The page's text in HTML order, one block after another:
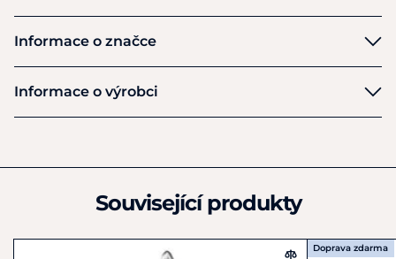
Informace o značce
Euroriding
Informace o výrobci
Buchenkehre 4
Související produkty
Doprava zdarma